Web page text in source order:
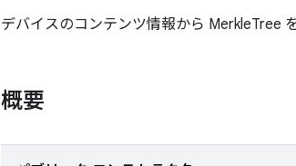
デバイスのコンテンツ情報から MerkleTree
概要